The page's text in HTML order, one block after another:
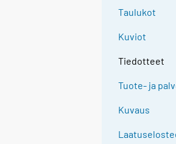
Taulukot
Kuviot
Tiedotteet
Tuote- ja
Kuvaus